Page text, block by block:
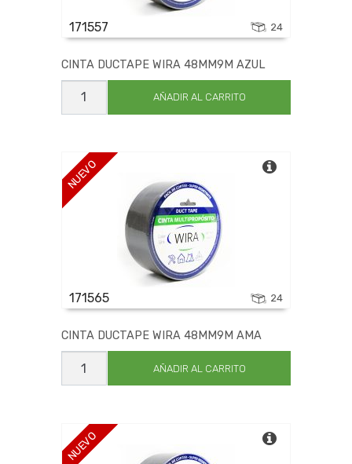
171557 24
CINTA DUCTAPE WIRA 48MM9M AZUL
CINTA
DUCTAPE
AÑADIR AL CARRITO
NUEVO
171565 24
CINTA DUCTAPE WIRA 48MM9M AMA
CINTA
DUCTAPE
WIRA
AÑADIR AL CARRITO
NUEVO